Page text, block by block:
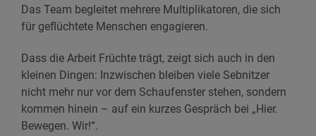
Das Team begleitet mehrere Multiplikatoren, die sich
für geflüchtete Menschen engagieren.
Dass die Arbeit Früchte trägt, zeigt sich auch in den
kleinen Dingen: Inzwischen bleiben viele Sebnitzer
nicht mehr nur vor dem Schaufenster stehen, sondern
kommen hinein – auf ein kurzes Gespräch bei „Hier.
Bewegen. Wir!“.